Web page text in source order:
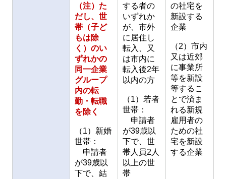
（注）た
だし、世
帯（子ど
もは除
く）のい
ずれかの
同一企業
グループ
内の転
勤・転職
を除く
（1）新婚
世帯：
申請者
が39歳以
下で、結
する者の
いずれか
が、市外
に居住し
転入、又
は市内に
転入後2年
以内の方
（1）若者
世帯：
申請者
が39歳以
下で、世
帯人員2人
以上の世
帯
の社宅を
新設する
企業
（2）市内
又は近郊
に事業所
等を新設
等するこ
とで済ま
れる新規
雇用者の
ための社
宅を新設
する企業